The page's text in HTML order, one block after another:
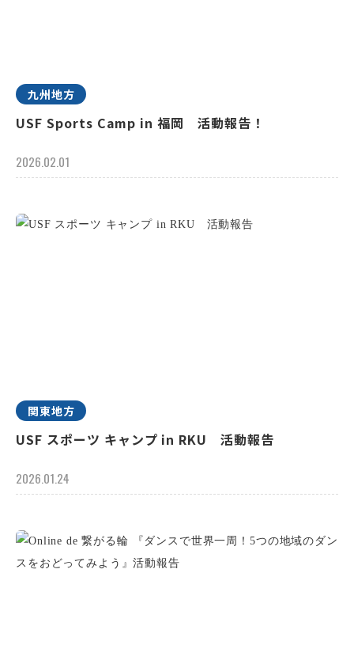
九州地方
USF Sports Camp in 福岡 活動報告！
2026.02.01
関東地方
USF スポーツ キャンプ in RKU 活動報告
2026.01.24